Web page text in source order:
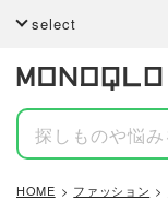
select
HOME ファッション